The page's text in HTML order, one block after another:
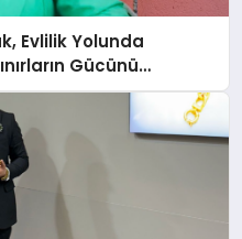
Evlilik Yolunda
Gücünü